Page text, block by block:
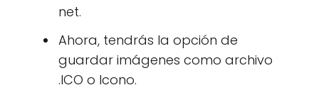
net.
Ahora, tendrás la opción de
guardar imágenes como archivo
.ICO o Icono.